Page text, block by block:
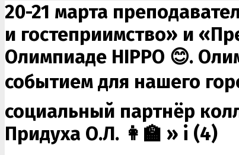
20-21 марта
и гостеприимство» и
Олимпиаде HIPPO 😊.
событием для нашего
социальный партнёр
Придуха О.Л. 👩‍🏫 » i (4)